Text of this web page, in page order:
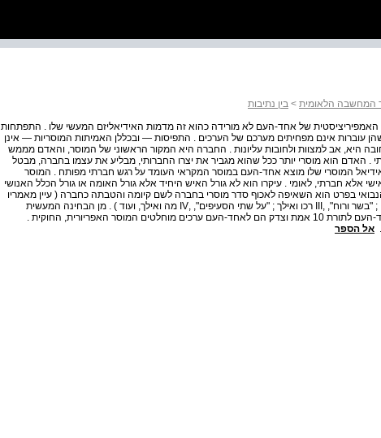
המחשבה הלאומית > בין נתיבות
צורת עיונו האמפיריציסטית של אחד-העם לא מורידה כהוא זה מדמות האידיאליזם המעשי שלו . התפתחות
עוברות אינם מפחיתים מערכם של הערכים . התפיסות — ובכללן האמיתות המוסריות — אינן
היא, אב למצוות ולחובות עליונות . החברה היא המקור הראשוני של המוסר, והאדם מממש
. האדם הוא מוסרי יותר ככל שהוא מגביר את יצרו החברותי, מבליע את עצמו בחברה, מבטל
המוסרי שלו מוצא אחד-העם במוסר המקראי העומד על רגש חברתי מפותח . המוסר
אלא חברתי, לאומי . עיקרו הוא לא גורל האיש היחיד אלא גורל האומה או גורל הכלל האנושי
בפרט הוא השאיפה לאכוף סדר מוסרי בחברה לשם קיומה והטבתה כחברה ( עיין מאמריו
של אחד-העם "לא זה הדרך", I ; "בשר ורוח", ,III רכו ואילך ; "על שתי הסעיפים", ,IV מה ואילך, ועוד ) . מן הבחינה המעשית
מתקרבת תורת המוסר של אחד-העם לתורת 10 אמת וצדק הם לאחד-העם ערכים מוחלטים המוסר האפריורית, החוקית .
אל הספר